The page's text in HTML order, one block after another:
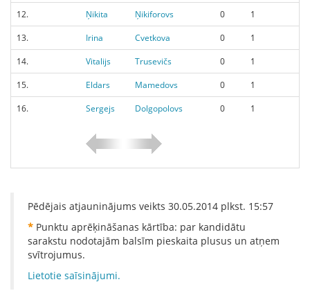
12.
Ņikita Ņikiforovs 0
1
13.
Irina Cvetkova 0
1
14.
Vitalijs Trusevičs 0
1
15.
Eldars Mamedovs 0
1
16.
Sergejs Dolgopolovs 0 1
Pēdējais atjauninājums veikts 30.05.2014 plkst. 15:57
* Punktu aprēķināšanas kārtība: par kandidātu
sarakstu nodotajām balsīm pieskaita plusus un atņem
svītrojumus.
Lietotie saīsinājumi.